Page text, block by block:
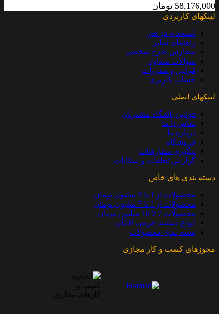
58,176,000 تومان
لینکهای کاربردی
استخدام در هور
راهنمای سایز
سفارش طرح شخصی
سوالات متداول
قوانین و مقررات
حساب کاربری
لینکهای اصلی
قوانین باشگاه مشتریان
تماس با ما
درباره ما
فروشگاه
پیگیری سفارشات
گزارش تخلفات و شکایات
دسته بندی های خاص
محصولات از 1 تا 3 میلیون تومان
محصولات از 3 تا 7 میلیون تومان
محصولات 7 تا 10 میلیون تومان
انواع دستبند چرمی آقایان
بسته بندی محصولات
مجوزهای کسب و کار مجازی